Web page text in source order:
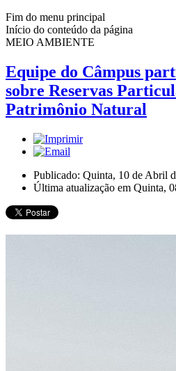
Fim do menu principal
Início do conteúdo da página
MEIO AMBIENTE
Equipe do Câmpus
sobre Reservas
Patrimônio Natural
Publicado: Quinta, 10 de Abril
Última atualização em Quinta,